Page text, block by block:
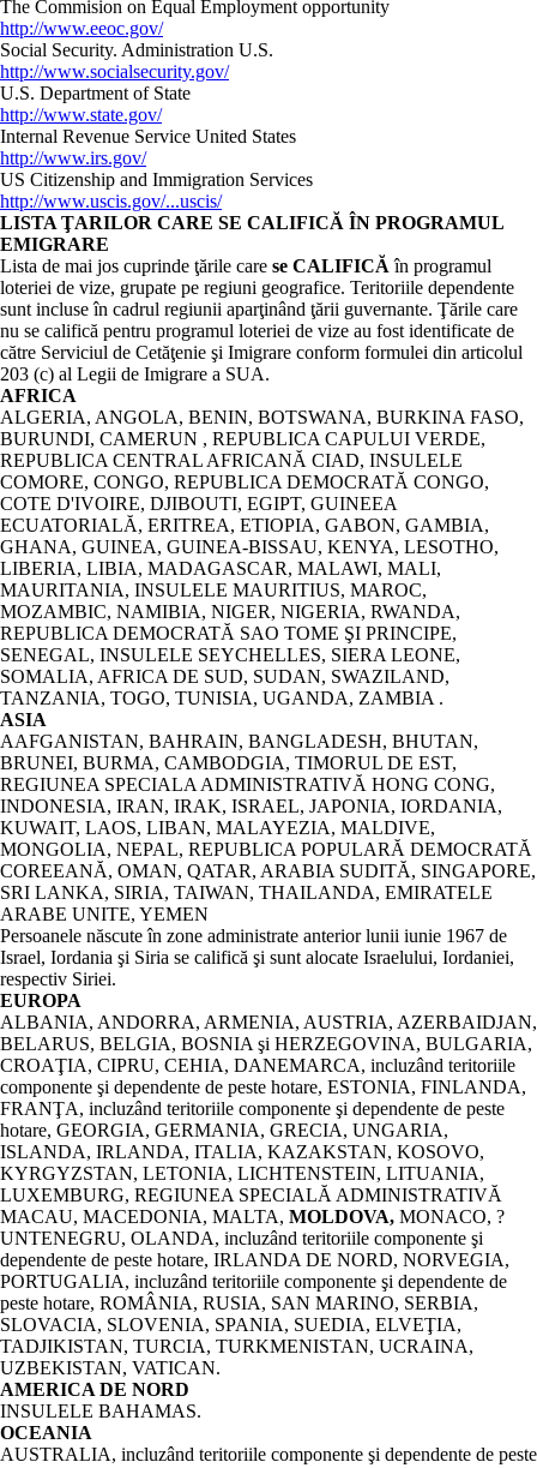
The Commision on Equal Employment opportunity
http://www.eeoc.gov/
Social Security. Administration U.S.
http://www.socialsecurity.gov/
U.S. Department of State
http://www.state.gov/
Internal Revenue Service United States
http://www.irs.gov/
US Citizenship and Immigration Services
http://www.uscis.gov/...uscis/
LISTA ŢARILOR CARE SE CALIFICĂ ÎN PROGRAMUL
EMIGRARE
Lista de mai jos cuprinde ţările care se CALIFICĂ în programul
loteriei de vize, grupate pe regiuni geografice. Teritoriile dependente
sunt incluse în cadrul regiunii aparţinând ţării guvernante. Ţările care
nu se califică pentru programul loteriei de vize au fost identificate de
către Serviciul de Cetăţenie şi Imigrare conform formulei din articolul
203 (c) al Legii de Imigrare a SUA.
AFRICA
ALGERIA, ANGOLA, BENIN, BOTSWANA, BURKINA FASO,
BURUNDI, CAMERUN , REPUBLICA CAPULUI VERDE,
REPUBLICA CENTRAL AFRICANĂ CIAD, INSULELE
COMORE, CONGO, REPUBLICA DEMOCRATĂ CONGO,
COTE D'IVOIRE, DJIBOUTI, EGIPT, GUINEEA
ECUATORIALĂ, ERITREA, ETIOPIA, GABON, GAMBIA,
GHANA, GUINEA, GUINEA-BISSAU, KENYA, LESOTHO,
LIBERIA, LIBIA, MADAGASCAR, MALAWI, MALI,
MAURITANIA, INSULELE MAURITIUS, MAROC,
MOZAMBIC, NAMIBIA, NIGER, NIGERIA, RWANDA,
REPUBLICA DEMOCRATĂ SAO TOME ŞI PRINCIPE,
SENEGAL, INSULELE SEYCHELLES, SIERA LEONE,
SOMALIA, AFRICA DE SUD, SUDAN, SWAZILAND,
TANZANIA, TOGO, TUNISIA, UGANDA, ZAMBIA .
ASIA
AAFGANISTAN, BAHRAIN, BANGLADESH, BHUTAN,
BRUNEI, BURMA, CAMBODGIA, TIMORUL DE EST,
REGIUNEA SPECIALA ADMINISTRATIVĂ HONG CONG,
INDONESIA, IRAN, IRAK, ISRAEL, JAPONIA, IORDANIA,
KUWAIT, LAOS, LIBAN, MALAYEZIA, MALDIVE,
MONGOLIA, NEPAL, REPUBLICA POPULARĂ DEMOCRATĂ
COREEANĂ, OMAN, QATAR, ARABIA SUDITĂ, SINGAPORE,
SRI LANKA, SIRIA, TAIWAN, THAILANDA, EMIRATELE
ARABE UNITE, YEMEN
Persoanele născute în zone administrate anterior lunii iunie 1967 de
Israel, Iordania şi Siria se califică şi sunt alocate Israelului, Iordaniei,
respectiv Siriei.
EUROPA
ALBANIA, ANDORRA, ARMENIA, AUSTRIA, AZERBAIDJAN,
BELARUS, BELGIA, BOSNIA şi HERZEGOVINA, BULGARIA,
CROAŢIA, CIPRU, CEHIA, DANEMARCA, incluzând teritoriile
componente şi dependente de peste hotare, ESTONIA, FINLANDA,
FRANŢA, incluzând teritoriile componente şi dependente de peste
hotare, GEORGIA, GERMANIA, GRECIA, UNGARIA,
ISLANDA, IRLANDA, ITALIA, KAZAKSTAN, KOSOVO,
KYRGYZSTAN, LETONIA, LICHTENSTEIN, LITUANIA,
LUXEMBURG, REGIUNEA SPECIALĂ ADMINISTRATIVĂ
MACAU, MACEDONIA, MALTA, MOLDOVA, MONACO, ?
UNTENEGRU, OLANDA, incluzând teritoriile componente şi
dependente de peste hotare, IRLANDA DE NORD, NORVEGIA,
PORTUGALIA, incluzând teritoriile componente şi dependente de
peste hotare, ROMÂNIA, RUSIA, SAN MARINO, SERBIA,
SLOVACIA, SLOVENIA, SPANIA, SUEDIA, ELVEŢIA,
TADJIKISTAN, TURCIA, TURKMENISTAN, UCRAINA,
UZBEKISTAN, VATICAN.
AMERICA DE NORD
INSULELE BAHAMAS.
OCEANIA
AUSTRALIA, incluzând teritoriile componente şi dependente de peste